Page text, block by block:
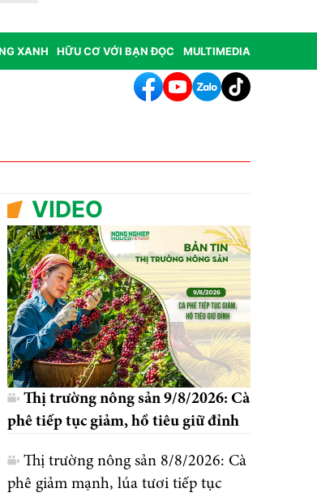
XANH HỮU CƠ VỚI BẠN ĐỌC MULTIMEDIA
Mường Than
VIDEO
Thị trường nông sản 9/8/2026: Cà
phê tiếp tục giảm, hồ tiêu giữ đỉnh
Thị trường nông sản 8/8/2026: Cà
phê giảm mạnh, lúa tươi tiếp tục